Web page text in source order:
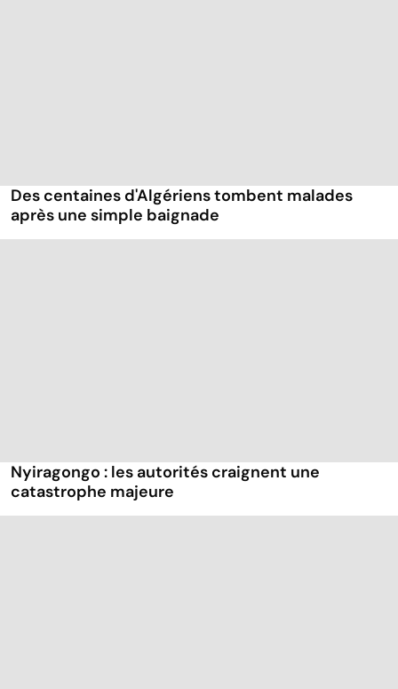
Des centaines d'Algériens tombent malades
après une simple baignade
Nyiragongo : les autorités craignent une
catastrophe majeure